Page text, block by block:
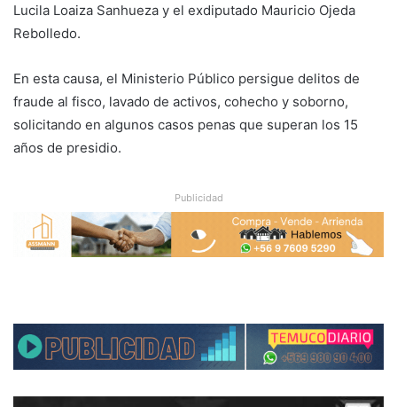
Lucila Loaiza Sanhueza y el exdiputado Mauricio Ojeda
Rebolledo.
En esta causa, el Ministerio Público persigue delitos de
fraude al fisco, lavado de activos, cohecho y soborno,
solicitando en algunos casos penas que superan los 15
años de presidio.
Publicidad